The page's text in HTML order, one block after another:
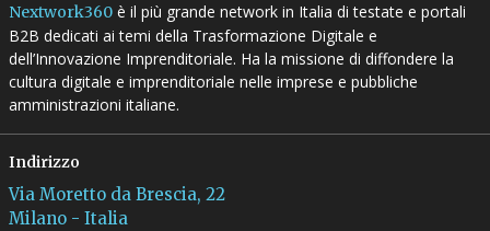
Nextwork360è il più grande network in Italia di testate e portali
B2B dedicati ai temi della Trasformazione Digitale e
dell’Innovazione Imprenditoriale. Ha la missione di diffondere la
cultura digitale e imprenditoriale nelle imprese e pubbliche
amministrazioni italiane.
Indirizzo
Via Moretto da Brescia, 22
Milano - Italia